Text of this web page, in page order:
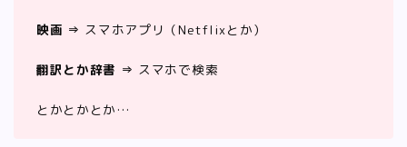
映画 ⇒ スマホアプリ（Netflixとか）
翻訳とか辞書 ⇒ スマホで検索
とかとかとか…